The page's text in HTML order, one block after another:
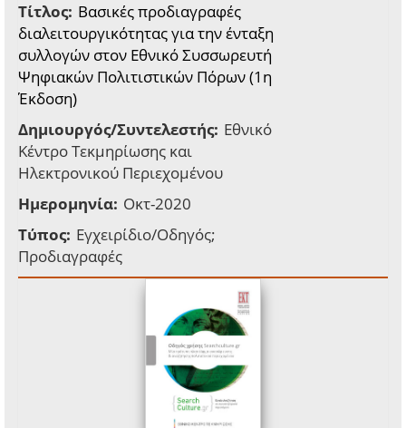
Τίτλος: Βασικές προδιαγραφές
διαλειτουργικότητας για την ένταξη
συλλογών στον Εθνικό Συσσωρευτή
Ψηφιακών Πολιτιστικών Πόρων (1η
Έκδοση)
Δημιουργός/Συντελεστής: Εθνικό
Κέντρο Τεκμηρίωσης και
Ηλεκτρονικού Περιεχομένου
Ημερομηνία: Οκτ-2020
Τύπος: Εγχειρίδιο/Οδηγός;
Προδιαγραφές